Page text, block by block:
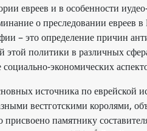
евреев и в особенности
о преследовании евреев
– это определение причин
этой политики в различных
экономических
источника по еврейской
вестготскими королями,
памятнику